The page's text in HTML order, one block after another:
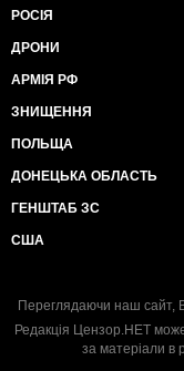
РОСІЯ
ДРОНИ
АРМІЯ РФ
ЗНИЩЕННЯ
ПОЛЬЩА
ДОНЕЦЬКА ОБЛАСТЬ
ГЕНШТАБ ЗС
США
Переглядаючи наш сайт,
Редакція Цензор.НЕТ може
за матеріали в